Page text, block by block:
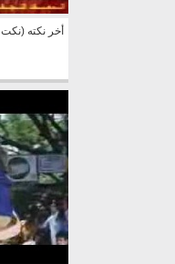
أخر نكته (نكت 2012)